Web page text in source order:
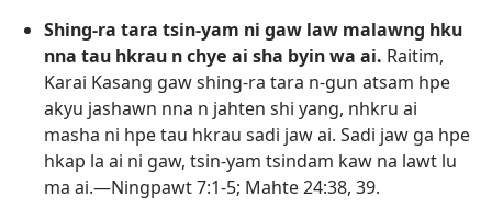
Shing-ra tara tsin-yam ni gaw law malawng hku
nna tau hkrau n chye ai sha byin wa ai. Raitim,
Karai Kasang gaw shing-ra tara n-gun atsam hpe
akyu jashawn nna n jahten shi yang, nhkru ai
masha ni hpe tau hkrau sadi jaw ai. Sadi jaw ga hpe
hkap la ai ni gaw, tsin-yam tsindam kaw na lawt lu
ma ai.​—Ningpawt 7:​1-5; Mahte 24:38, 39.